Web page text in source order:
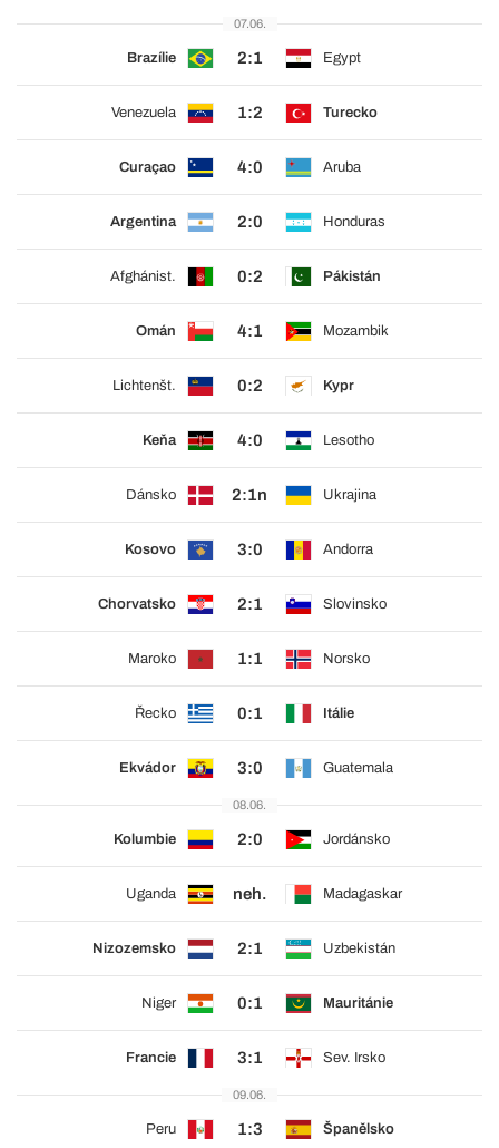
07.06.
Brazílie 2:1 Egypt
Venezuela 1:2 Turecko
Curaçao 4:0 Aruba
Argentina 2:0 Honduras
Afghánist. 0:2 Pákistán
Omán 4:1 Mozambik
Lichtenšt. 0:2 Kypr
Keňa 4:0 Lesotho
Dánsko 2:1n Ukrajina
Kosovo 3:0 Andorra
Chorvatsko 2:1 Slovinsko
Maroko 1:1 Norsko
Řecko 0:1 Itálie
Ekvádor 3:0 Guatemala
08.06.
Kolumbie 2:0 Jordánsko
Uganda neh. Madagaskar
Nizozemsko 2:1 Uzbekistán
Niger 0:1 Mauritánie
Francie 3:1 Sev. Irsko
09.06.
Peru 1:3 Španělsko